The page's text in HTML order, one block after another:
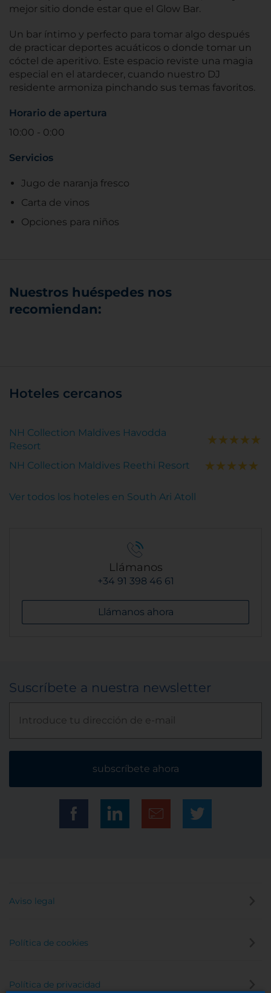
mejor sitio donde estar que el Glow Bar.
Un bar íntimo y perfecto para tomar algo después
de practicar deportes acuáticos o donde tomar un
cóctel de aperitivo. Este espacio reviste una magia
especial en el atardecer, cuando nuestro DJ
residente armoniza pinchando sus temas favoritos.
Horario de apertura
10:00 - 0:00
Servicios
Jugo de naranja fresco
Carta de vinos
Opciones para niños
Nuestros huéspedes nos
recomiendan:
Hoteles cercanos
NH Collection Maldives Havodda
Resort
NH Collection Maldives Reethi Resort
Ver todos los hoteles en South Ari Atoll
Llámanos
+34 91 398 46 61
Llámanos ahora
Suscríbete a nuestra newsletter
subscríbete ahora
Aviso legal
Política de cookies
Política de privacidad